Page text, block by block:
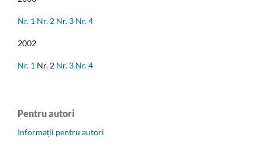
Nr. 1 Nr. 2 Nr. 3 Nr. 4
2002
Nr. 1 Nr. 2 Nr. 3 Nr. 4
Pentru autori
Informații pentru autori